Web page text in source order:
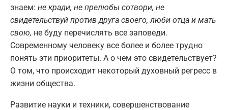
знаем: не кради, не прелюбы сотвори, не
свидетельствуй против друга своего, люби отца и мать
свою, не буду перечислять все заповеди.
Современному человеку все более и более трудно
понять эти приоритеты. А о чем это свидетельствует?
О том, что происходит некоторый духовный регресс в
жизни общества.
Развитие науки и техники, совершенствование